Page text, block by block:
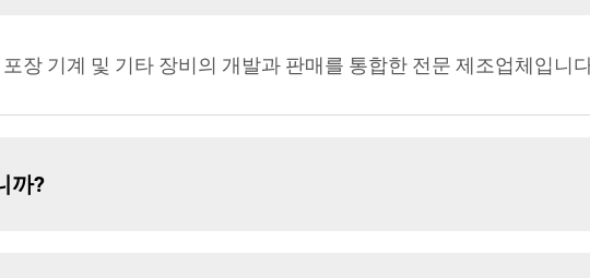
장 기계 및 기타 장비의 개발과 판매를 통합한 전문 제조업체입니
까?